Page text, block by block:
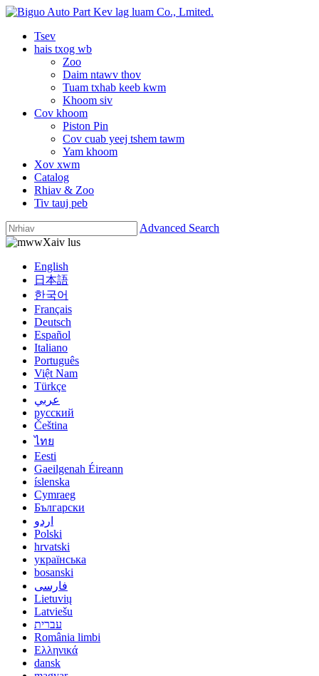
Tsev
hais txog wb
Zoo
Daim ntawv thov
Tuam txhab keeb kwm
Khoom siv
Cov khoom
Piston Pin
Cov cuab yeej tshem tawm
Yam khoom
Xov xwm
Catalog
Rhiav & Zoo
Tiv tauj peb
Advanced Search
Xaiv lus
English
日本語
한국어
Français
Deutsch
Español
Italiano
Português
Việt Nam
Türkçe
عربي
русский
Čeština
ไทย
Eesti
Gaeilgenah Éireann
íslenska
Cymraeg
Български
اردو
Polski
hrvatski
українська
bosanski
فارسی
Lietuvių
Latviešu
עברית
România limbi
Ελληνικά
dansk